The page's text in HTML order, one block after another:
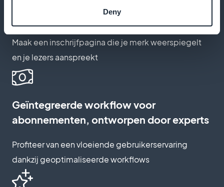
Deny
Aanpassen van de inschrijfpagina
Maak een inschrijfpagina die je merk weerspiegelt
en je lezers aanspreekt
Geïntegreerde workflow voor
abonnementen, ontworpen door experts
Profiteer van een vloeiende gebruikerservaring
dankzij geoptimaliseerde workflows